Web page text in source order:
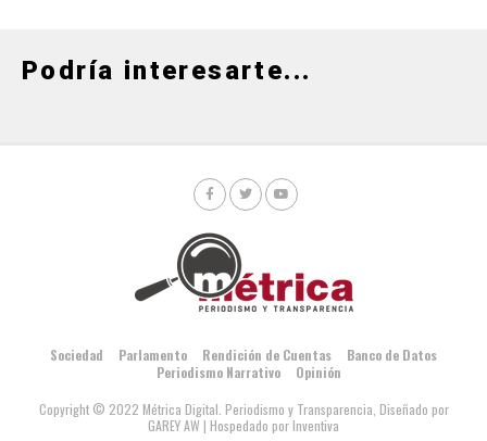
Podría interesarte...
Sociedad Parlamento Rendición de Cuentas
Banco de Datos
Periodismo Narrativo
Opinión
Copyright © 2022 Métrica Digital. Periodismo y Transparencia, Diseñado por
GAREY AW | Hospedado por Inventiva